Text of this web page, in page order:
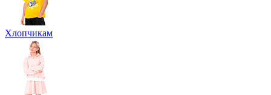
Хлопчикам